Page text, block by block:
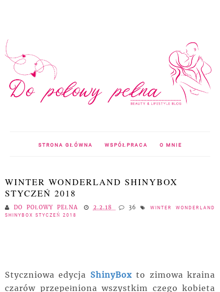
STRONA GŁÓWNA WSPÓŁPRACA O MNIE
WINTER WONDERLAND SHINYBOX
STYCZEŃ 2018
DO POŁOWY PEŁNA 2.2.18 36
WINTER WONDERLAND
SHINYBOX STYCZEŃ 2018
Styczniowa edycja ShinyBox to zimowa kraina
czarów przepełniona wszystkim czego kobieta